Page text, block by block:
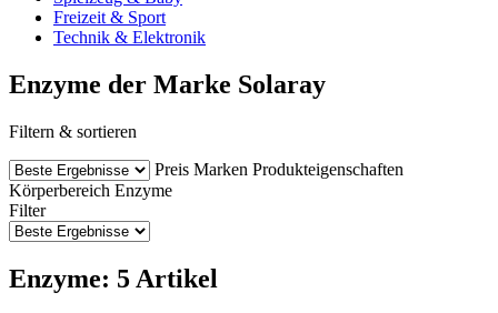
Freizeit & Sport
Technik & Elektronik
Enzyme der Marke Solaray
Filtern & sortieren
Preis Marken Produkteigenschaften
Körperbereich Enzyme
Filter
Enzyme: 5 Artikel